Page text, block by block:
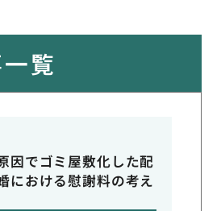
覧
因でゴミ屋敷化した配
における慰謝料の考え